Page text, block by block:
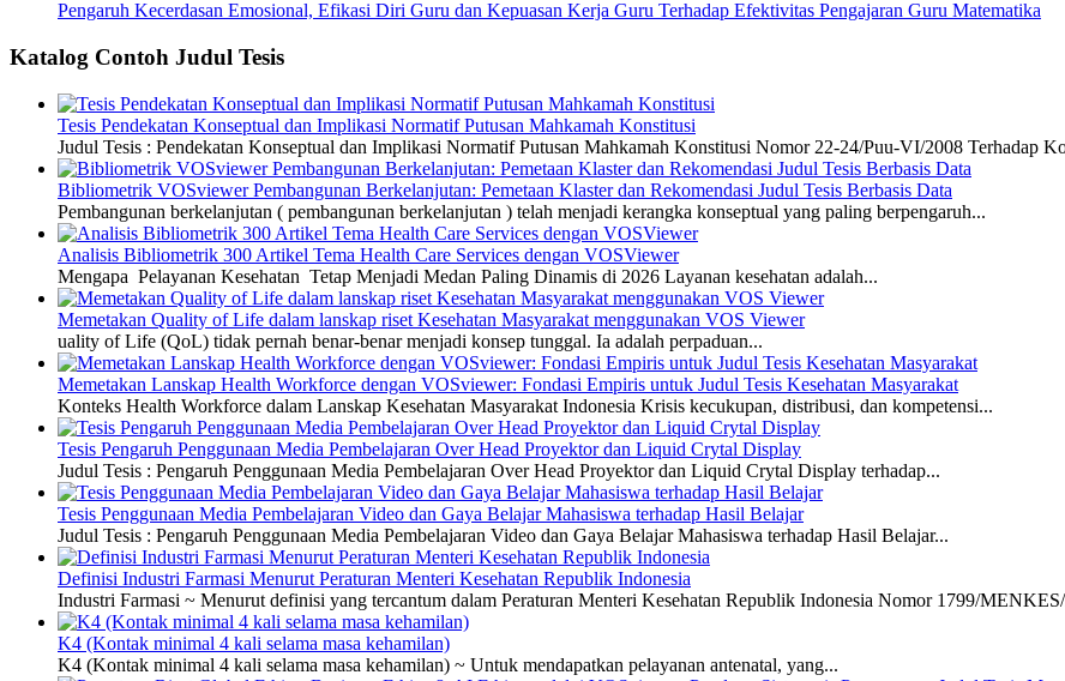
Pengaruh Kecerdasan Emosional, Efikasi Diri Guru dan Kepuasan Kerja Guru Terhadap Efektivitas Pengajaran Guru Matematika
Katalog Contoh Judul Tesis
Tesis Pendekatan Konseptual dan Implikasi Normatif Putusan Mahkamah Konstitusi
Judul Tesis : Pendekatan Konseptual dan Implikasi Normatif Putusan Mahkamah Konstitusi Nomor 22-24/Puu-VI/2008 Terhadap
Bibliometrik VOSviewer Pembangunan Berkelanjutan: Pemetaan Klaster dan Rekomendasi Judul Tesis Berbasis Data
Pembangunan berkelanjutan ( pembangunan berkelanjutan ) telah menjadi kerangka konseptual yang paling berpengaruh...
Analisis Bibliometrik 300 Artikel Tema Health Care Services dengan VOSViewer
Mengapa Pelayanan Kesehatan Tetap Menjadi Medan Paling Dinamis di 2026 Layanan kesehatan adalah...
Memetakan Quality of Life dalam lanskap riset Kesehatan Masyarakat menggunakan VOS Viewer
uality of Life (QoL) tidak pernah benar-benar menjadi konsep tunggal. Ia adalah perpaduan...
Memetakan Lanskap Health Workforce dengan VOSviewer: Fondasi Empiris untuk Judul Tesis Kesehatan Masyarakat
Konteks Health Workforce dalam Lanskap Kesehatan Masyarakat Indonesia Krisis kecukupan, distribusi, dan kompetensi...
Tesis Pengaruh Penggunaan Media Pembelajaran Over Head Proyektor dan Liquid Crytal Display
Judul Tesis : Pengaruh Penggunaan Media Pembelajaran Over Head Proyektor dan Liquid Crytal Display terhadap...
Tesis Penggunaan Media Pembelajaran Video dan Gaya Belajar Mahasiswa terhadap Hasil Belajar
Judul Tesis : Pengaruh Penggunaan Media Pembelajaran Video dan Gaya Belajar Mahasiswa terhadap Hasil Belajar...
Definisi Industri Farmasi Menurut Peraturan Menteri Kesehatan Republik Indonesia
Industri Farmasi ~ Menurut definisi yang tercantum dalam Peraturan Menteri Kesehatan Republik Indonesia Nomor 1799/
K4 (Kontak minimal 4 kali selama masa kehamilan)
K4 (Kontak minimal 4 kali selama masa kehamilan) ~ Untuk mendapatkan pelayanan antenatal, yang...